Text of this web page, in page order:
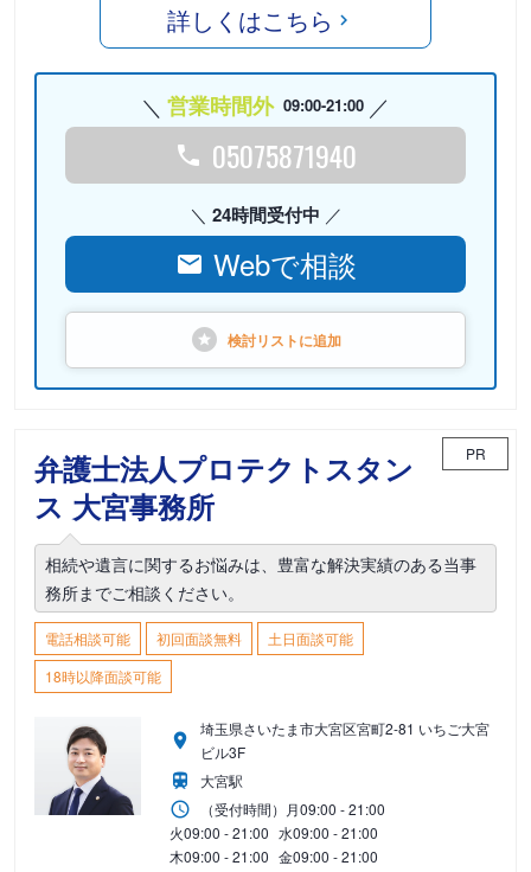
詳しくはこちら
営業時間外 09:00-21:00
05075871940
24時間受付中
Webで相談
検討リストに追加
弁護士法人プロテクトスタン
ス 大宮事務所
PR
相続や遺言に関するお悩みは、豊富な解決実績のある当事
務所までご相談ください。
電話相談可能 初回面談無料
土日面談可能
18時以降面談可能
埼玉県さいたま市大宮区宮町2-81 いちご大宮
ビル3F
大宮駅
（受付時間） 月09:00 - 21:00
火09:00 - 21:00 水09:00 - 21:00
木09:00 - 21:00 金09:00 - 21:00